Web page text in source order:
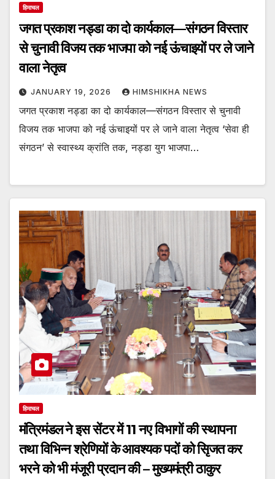
हिमाचल
जगत प्रकाश नड्डा का दो कार्यकाल—संगठन विस्तार
से चुनावी विजय तक भाजपा को नई ऊंचाइयों पर ले जाने
वाला नेतृत्व
JANUARY 19, 2026 HIMSHIKHA NEWS
जगत प्रकाश नड्डा का दो कार्यकाल—संगठन विस्तार से चुनावी
विजय तक भाजपा को नई ऊंचाइयों पर ले जाने वाला नेतृत्व ‘सेवा ही
संगठन’ से स्वास्थ्य क्रांति तक, नड्डा युग भाजपा…
हिमाचल
मंत्रिमंडल ने इस सेंटर में 11 नए विभागों की स्थापना
तथा विभिन्न श्रेणियों के आवश्यक पदों को सृिजत कर
भरने को भी मंजूरी प्रदान की – मुख्यमंत्री ठाकुर